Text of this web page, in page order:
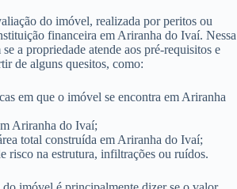
do imóvel, realizada por peritos ou
financeira em Ariranha do Ivaí. Nessa
a propriedade atende aos pré-requisitos e
de alguns quesitos, como:
em que o imóvel se encontra em Ariranha
Ariranha do Ivaí;
total construída em Ariranha do Ivaí;
risco na estrutura, infiltrações ou ruídos.